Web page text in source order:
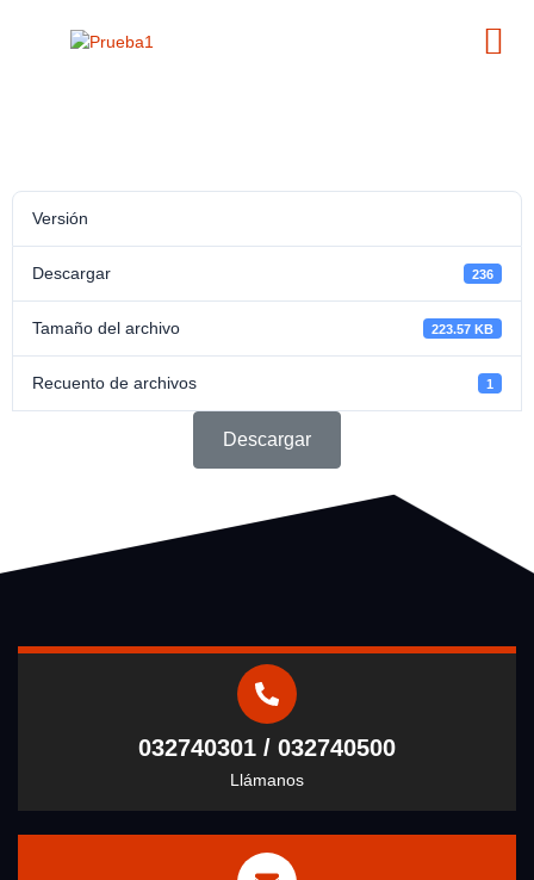
Versión
Descargar 236
Tamaño del archivo 223.57 KB
Recuento de archivos 1
Descargar
032740301 / 032740500
Llámanos